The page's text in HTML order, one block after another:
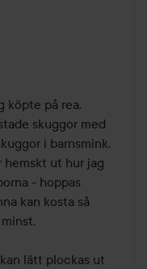
köpte på rea.
skuggor med
i barnsmink.
hemskt ut hur jag
- hoppas
kan kosta så
lätt plockas ut